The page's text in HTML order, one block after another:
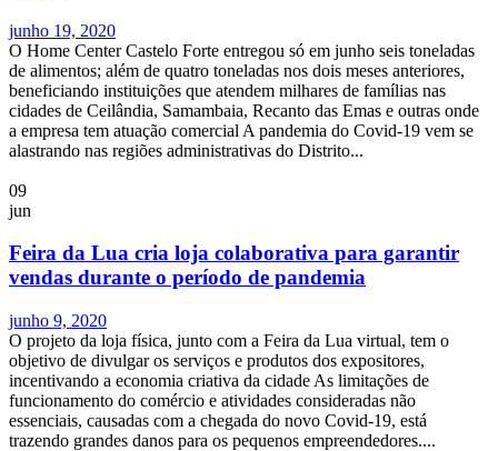
junho 19, 2020
O Home Center Castelo Forte entregou só em junho seis toneladas
de alimentos; além de quatro toneladas nos dois meses anteriores,
beneficiando instituições que atendem milhares de famílias nas
cidades de Ceilândia, Samambaia, Recanto das Emas e outras onde
a empresa tem atuação comercial A pandemia do Covid-19 vem se
alastrando nas regiões administrativas do Distrito...
09
jun
Feira da Lua cria loja colaborativa para garantir
vendas durante o período de pandemia
junho 9, 2020
O projeto da loja física, junto com a Feira da Lua virtual, tem o
objetivo de divulgar os serviços e produtos dos expositores,
incentivando a economia criativa da cidade As limitações de
funcionamento do comércio e atividades consideradas não
essenciais, causadas com a chegada do novo Covid-19, está
trazendo grandes danos para os pequenos empreendedores....